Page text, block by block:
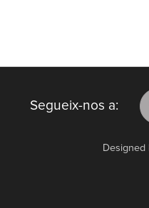
Segueix-nos a:
Designed